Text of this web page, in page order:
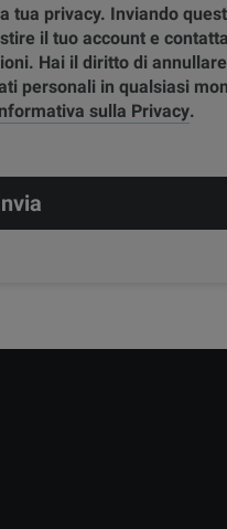
tua privacy. Inviando
il tuo account e
Hai il diritto di
personali in qualsiasi
sulla Privacy.